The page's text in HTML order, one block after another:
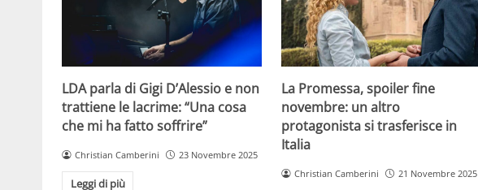
LDA parla di Gigi D’Alessio e non
trattiene le lacrime: “Una cosa
che mi ha fatto soffrire”
Christian Camberini 23 Novembre 2025
Leggi di più
La Promessa, spoiler fine
novembre: un altro
protagonista si trasferisce in
Italia
Christian Camberini 21 Novembre 2025